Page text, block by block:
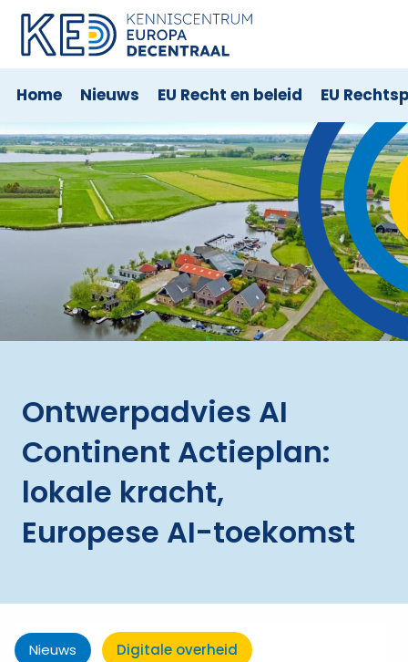
Home Nieuws EU Recht en beleid EU
Ontwerpadvies AI
Continent Actieplan:
lokale kracht,
Europese AI-toekomst
Nieuws Digitale overheid